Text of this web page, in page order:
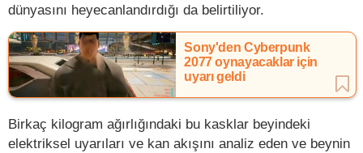
dünyasını heyecanlandırdığı da belirtiliyor.
Sony'den Cyberpunk
2077 oynayacaklar için
uyarı geldi
Birkaç kilogram ağırlığındaki bu kasklar beyindeki
elektriksel uyarıları ve kan akışını analiz eden ve beynin